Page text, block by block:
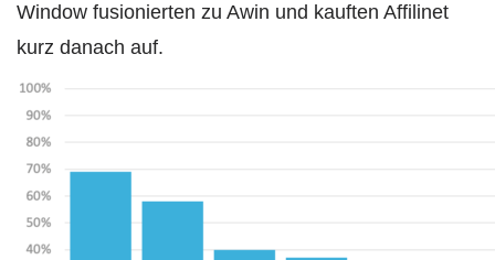
Window fusionierten zu Awin und kauften Affilinet
kurz danach auf.